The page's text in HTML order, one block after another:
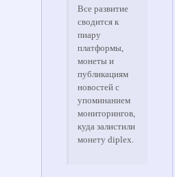
Все развитие
сводится к
пиару
платформы,
монеты и
публикациям
новостей с
упоминанием
мониторингов,
куда залистили
монету diplex.